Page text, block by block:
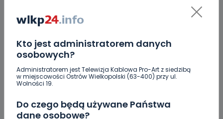
Kto jest administratorem danych
osobowych?
Administratorem jest Telewizja Kablowa Pro-Art z siedzibą
w miejscowości Ostrów Wielkopolski (63-400) przy ul.
Wolności 19.
Do czego będą używane Państwa
dane osobowe?
Greg Hancock z wizytą w Ostrowie Wielkopolskim.
Wspiera amerykańskie talenty [WIDEO]
się ich pozbyć!
Skomentuj ten wpis jako pierwszy!